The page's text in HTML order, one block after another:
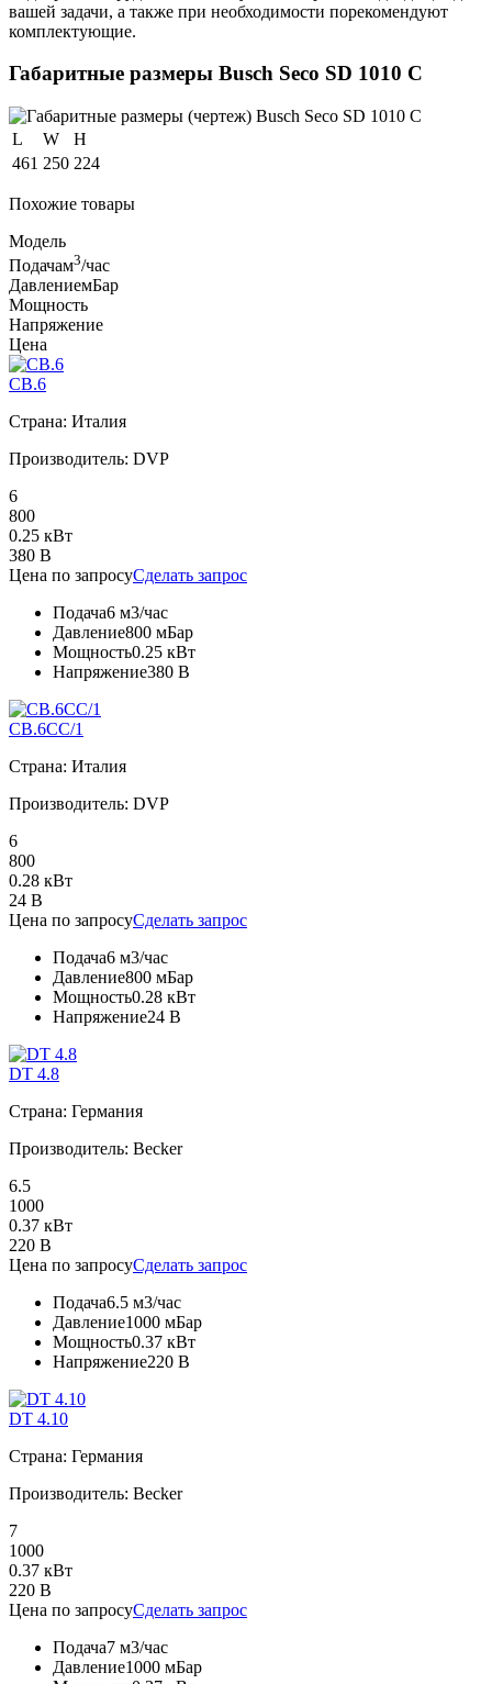
вашей задачи, а также при необходимости порекомендуют
комплектующие.
Габаритные размеры Busch Seco SD 1010 C
L W
H
461 250 224
Похожие товары
Модель
Подачам3/час
ДавлениемБар
Мощность
Напряжение
Цена
CB.6
Страна: Италия
Производитель: DVP
6
800
0.25 кВт
380 В
Цена по запросуСделать запрос
Подача6 м3/час
Давление800 мБар
Мощность0.25 кВт
Напряжение380 В
CB.6CC/1
Страна: Италия
Производитель: DVP
6
800
0.28 кВт
24 В
Цена по запросуСделать запрос
Подача6 м3/час
Давление800 мБар
Мощность0.28 кВт
Напряжение24 В
DT 4.8
Страна: Германия
Производитель: Becker
6.5
1000
0.37 кВт
220 В
Цена по запросуСделать запрос
Подача6.5 м3/час
Давление1000 мБар
Мощность0.37 кВт
Напряжение220 В
DT 4.10
Страна: Германия
Производитель: Becker
7
1000
0.37 кВт
220 В
Цена по запросуСделать запрос
Подача7 м3/час
Давление1000 мБар